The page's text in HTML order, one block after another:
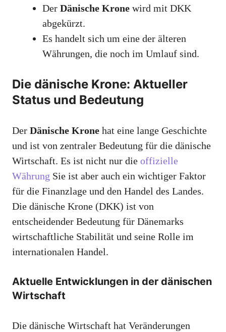
Der Dänische Krone wird mit DKK
abgekürzt.
Es handelt sich um eine der älteren
Währungen, die noch im Umlauf sind.
Die dänische Krone: Aktueller
Status und Bedeutung
Der Dänische Krone hat eine lange Geschichte
und ist von zentraler Bedeutung für die dänische
Wirtschaft. Es ist nicht nur die offizielle
Währung Sie ist aber auch ein wichtiger Faktor
für die Finanzlage und den Handel des Landes.
Die dänische Krone (DKK) ist von
entscheidender Bedeutung für Dänemarks
wirtschaftliche Stabilität und seine Rolle im
internationalen Handel.
Aktuelle Entwicklungen in der dänischen
Wirtschaft
Die dänische Wirtschaft hat Veränderungen